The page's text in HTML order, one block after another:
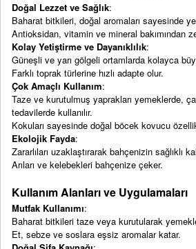
Doğal Lezzet ve Sağlık:
Baharat bitkileri, doğal aromaları sayesinde
Antioksidan, vitamin ve mineral bakımından
Kolay Yetiştirme ve Dayanıklılık:
Güneşli ve yarı gölgeli ortamlarda kolayca
Farklı toprak türlerine hızlı adapte olur.
Çok Amaçlı Kullanım:
Taze ve kurutulmuş yaprakları yemeklerde,
tedavilerde kullanılır.
Kokuları sayesinde doğal böcek kovucu
Ekolojik Fayda:
Zararlıları uzaklaştırarak bahçenizin sağlıklı
Arıları ve kelebekleri bahçenize çeker.
Kullanım Alanları ve Uygulamaları
Mutfak Kullanımı:
Baharat bitkileri taze veya kurutularak
Et, sebze ve soslara eşsiz aromalar katar.